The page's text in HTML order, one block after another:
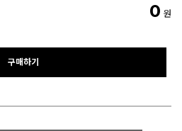
0 원
구매하기